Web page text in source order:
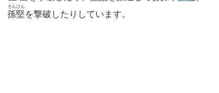
孫堅
そんけん
を撃破したりしています。